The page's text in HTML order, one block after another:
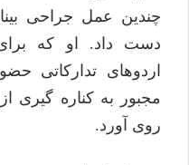
چندین عمل جراحی
دست داد. او که
اردو‌های تدارکاتی
مجبور به کناره گیری
روی آورد.